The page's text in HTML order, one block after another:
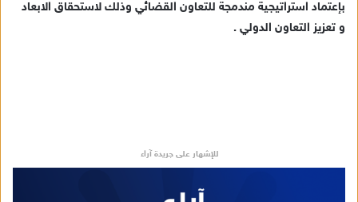
بإعتماد استراتيجية مندمجة للتعاون القضائي وذلك لاستحقاق الابعاد
و تعزيز التعاون الدولي .
للإشهار على جريدة آراء